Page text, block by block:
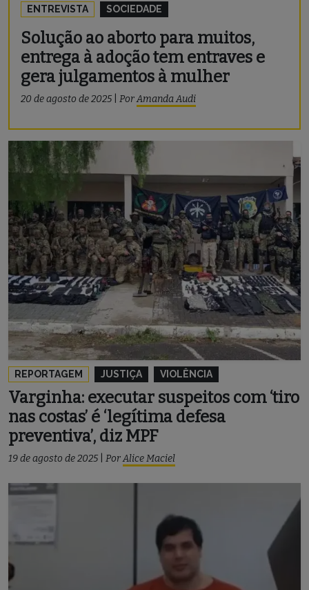
ENTREVISTA SOCIEDADE
Solução ao aborto para muitos,
entrega à adoção tem entraves e
gera julgamentos à mulher
20 de agosto de 2025 PorAmanda Audi
REPORTAGEM JUSTIÇA VIOLÊNCIA
Varginha: executar suspeitos com ‘tiro
nas costas’ é ‘legítima defesa
preventiva’, diz MPF
19 de agosto de 2025 PorAlice Maciel